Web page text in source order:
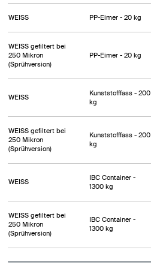
WEISS PP-Eimer - 20 kg
WEISS gefiltert bei
250 Mikron
(Sprühversion)
PP-Eimer - 20 kg
WEISS
Kunststofffass - 200
kg
WEISS gefiltert bei
250 Mikron
(Sprühversion)
Kunststofffass - 200
kg
WEISS
IBC Container -
1300 kg
WEISS gefiltert bei
250 Mikron
(Sprühversion)
IBC Container -
1300 kg